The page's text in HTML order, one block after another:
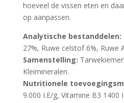
hoeveel de vissen eten en
op aanpassen.
Analytische bestanddelen:
27%, Ruwe celstof 6%, Ruwe
Samenstelling:
Kleimineralen.
Nutritionele
9.000 I.E/g, Vitamine B3 1400